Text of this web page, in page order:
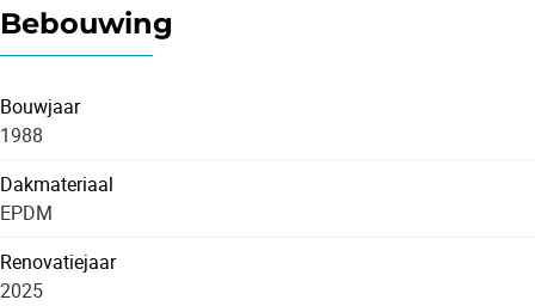
Bebouwing
Bouwjaar
1988
Dakmateriaal
EPDM
Renovatiejaar
2025